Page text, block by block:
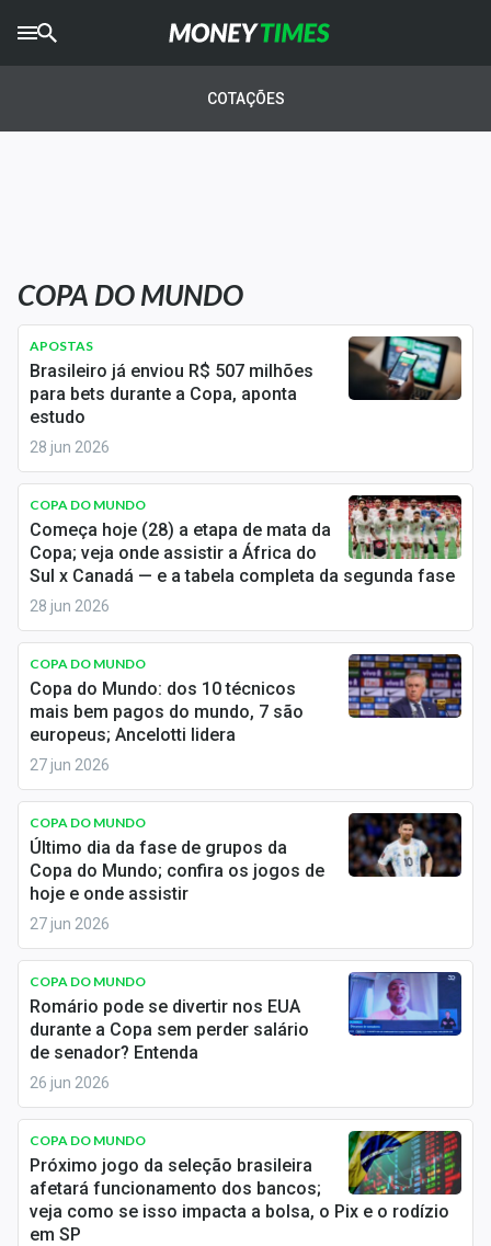
AGROTIMES
Newsletters
Money Trader
Anuncie
Últimas Notícias
Newsletters
Cotações
Comprar ou vender?
Carteiras Recomendadas
Central de Dividendos
Central de Fundos Imobiliários
Central dos IPOs
Renda Fixa
Finanças Pessoais
Economia
Empresas
Brasil
Política
Colunas
Especiais
COTAÇÕES
COPA DO MUNDO
APOSTAS
Brasileiro já enviou R$ 507 milhões
para bets durante a Copa, aponta
estudo
28 jun 2026
COPA DO MUNDO
Começa hoje (28) a etapa de mata da
Copa; veja onde assistir a África do
Sul x Canadá — e a tabela completa da segunda fase
28 jun 2026
COPA DO MUNDO
Copa do Mundo: dos 10 técnicos
mais bem pagos do mundo, 7 são
europeus; Ancelotti lidera
27 jun 2026
COPA DO MUNDO
Último dia da fase de grupos da
Copa do Mundo; confira os jogos de
hoje e onde assistir
27 jun 2026
COPA DO MUNDO
Romário pode se divertir nos EUA
durante a Copa sem perder salário
de senador? Entenda
26 jun 2026
COPA DO MUNDO
Próximo jogo da seleção brasileira
afetará funcionamento dos bancos;
veja como se isso impacta a bolsa, o Pix e o rodízio
em SP